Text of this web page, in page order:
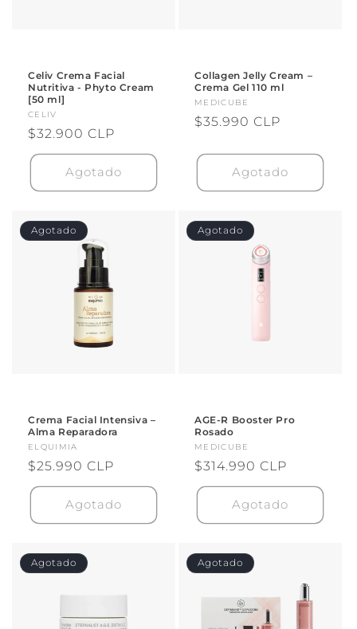
Celiv Crema Facial
Nutritiva - Phyto Cream
[50 ml]
Proveedor:
CELIV
Precio
habitual
$32.900 CLP
Agotado
Collagen Jelly Cream –
Crema Gel 110 ml
Proveedor:
MEDICUBE
Precio
$35.990 CLP
Agotado
Agotado
Crema Facial Intensiva –
Alma Reparadora
Proveedor:
ELQUIMIA
Precio
habitual
$25.990 CLP
Agotado
Agotado
AGE-R Booster Pro
Rosado
Proveedor:
MEDICUBE
Precio
habitual
$314.990 CLP
Agotado
Agotado Agotado